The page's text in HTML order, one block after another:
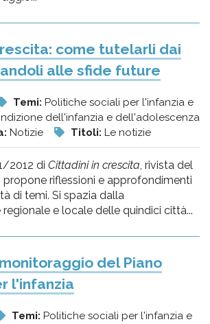
come tutelarli dai
alle sfide future
Temi: Politiche sociali per l'infanzia e
dell'infanzia e dell'adolescenza
Notizie Titoli: Le notizie
2012 di Cittadini in crescita, rivista del
propone riflessioni e approfondimenti
di temi. Si spazia dalla
e locale delle quindici città...
del Piano
l'infanzia
Temi: Politiche sociali per l'infanzia e